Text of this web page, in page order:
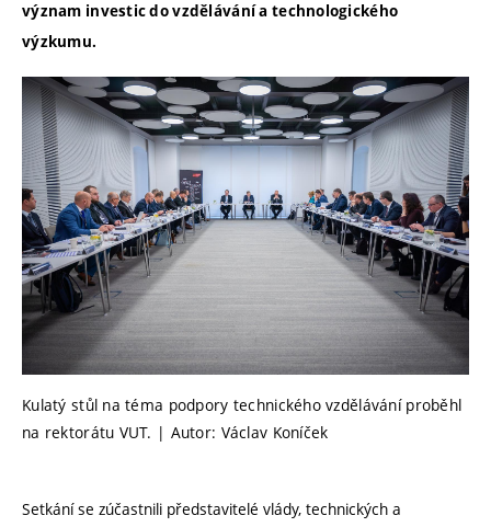
význam investic do vzdělávání a technologického
výzkumu.
Kulatý stůl na téma podpory technického vzdělávání proběhl
na rektorátu VUT. | Autor: Václav Koníček
Setkání se zúčastnili představitelé vlády, technických a